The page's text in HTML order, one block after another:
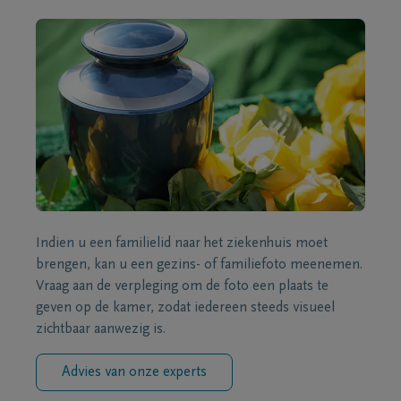
Indien u een familielid naar het ziekenhuis moet
brengen, kan u een gezins- of familiefoto meenemen.
Vraag aan de verpleging om de foto een plaats te
geven op de kamer, zodat iedereen steeds visueel
zichtbaar aanwezig is.
Advies van onze experts